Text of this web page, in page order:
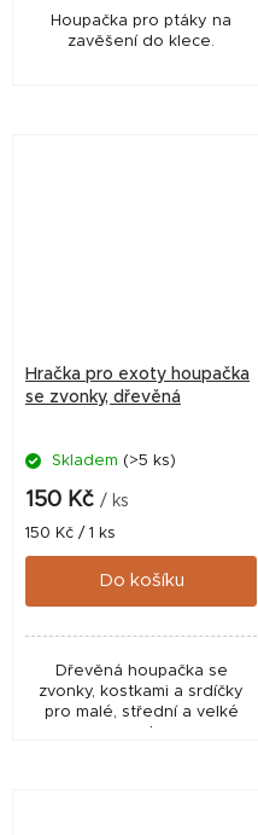
Houpačka pro ptáky na
zavěšení do klece.
Hračka pro exoty houpačka
se zvonky, dřevěná
Skladem (>5 ks)
150 Kč / ks
Měrná
cena:
150 Kč / 1 ks
Do košíku
Dřevěná houpačka se
zvonky, kostkami a srdíčky
pro malé, střední a velké
exoty.